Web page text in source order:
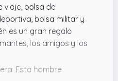
viaje, bolsa de
bolsa militar y
es un gran regalo
los amigos y los
Esta hombre